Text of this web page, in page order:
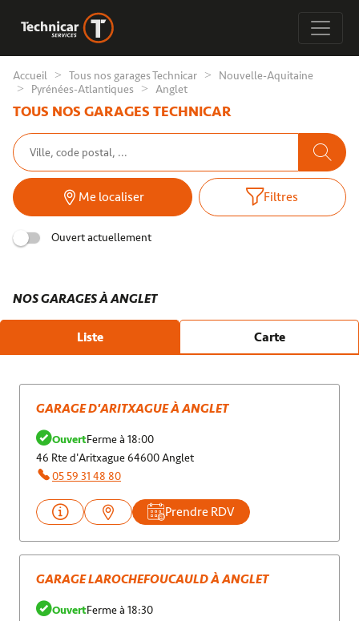
Accueil Tous nos garages Technicar
Nouvelle-Aquitaine
Pyrénées-Atlantiques
Anglet
TOUS NOS GARAGES TECHNICAR
Me localiser Filtres
Ouvert actuellement
NOS GARAGES À ANGLET
Liste Carte
GARAGE D'ARITXAGUE À ANGLET
OuvertFerme à 18:00
46 Rte d'Aritxague 64600 Anglet
05 59 31 48 80
Prendre RDV
GARAGE LAROCHEFOUCAULD À ANGLET
OuvertFerme à 18:30